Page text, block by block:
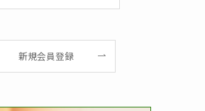
新規会員登録